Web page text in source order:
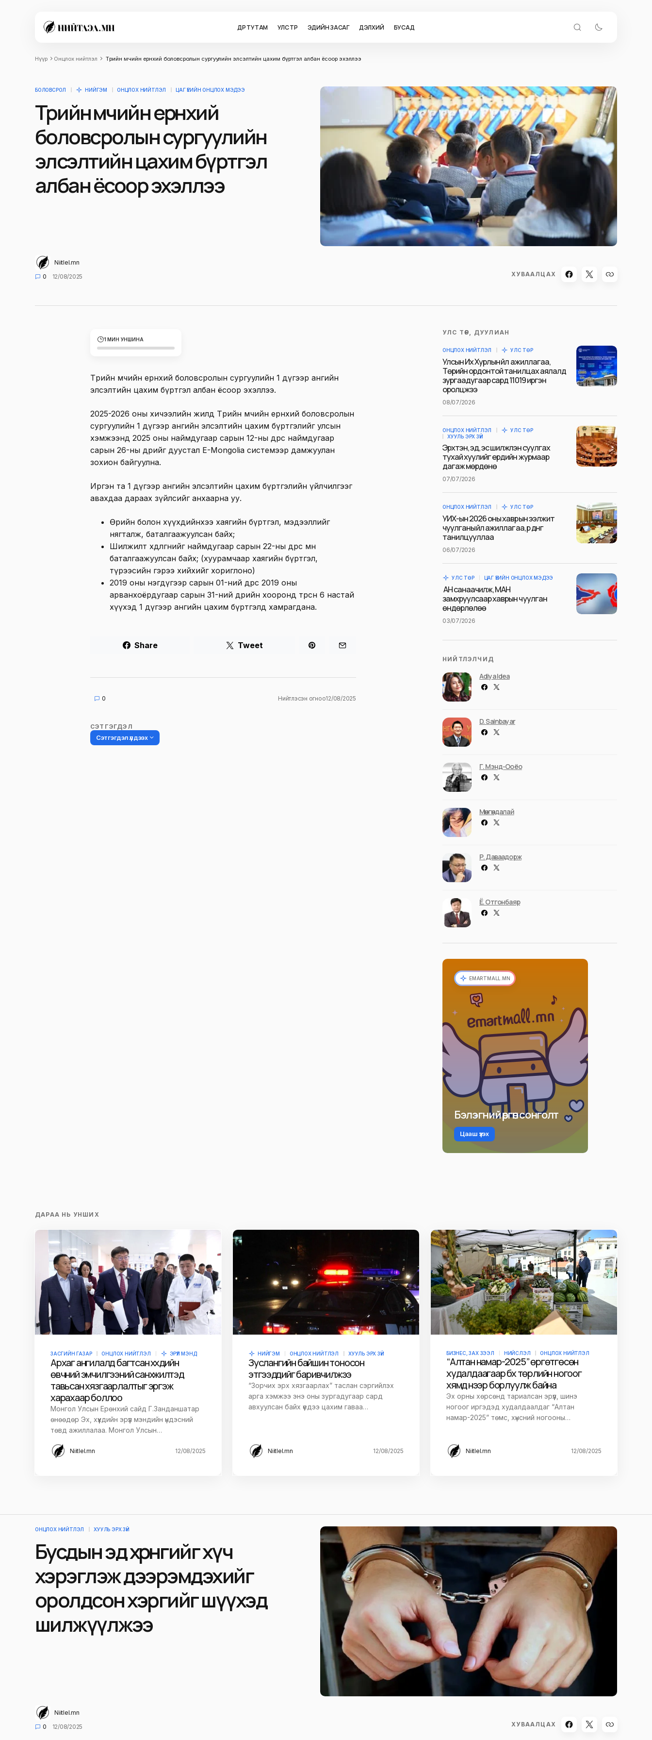
ӨДӨР ТУТАМ УЛС ТӨР ЭДИЙН ЗАСАГ ДЭЛХИЙ БУСАД
Нүүр Онцлох нийтлэл Төрийн өмчийн ерөнхий боловсролын сургуулийн элсэлтийн цахим бүртгэл албан ёсоор эхэллээ
БОЛОВСРОЛ НИЙГЭМ ОНЦЛОХ НИЙТЛЭЛ ЦАГ ҮЕИЙН ОНЦЛОХ МЭДЭЭ
Төрийн өмчийн ерөнхий
боловсролын сургуулийн
элсэлтийн цахим бүртгэл
албан ёсоор эхэллээ
Niitlel.mn
0
12/08/2025 ХУВААЛЦАХ
1 МИН УНШИНА
Төрийн өмчийн ерөнхий боловсролын сургуулийн 1 дүгээр ангийн
элсэлтийн цахим бүртгэл албан ёсоор эхэллээ.
2025-2026 оны хичээлийн жилд Төрийн өмчийн ерөнхий боловсролын
сургуулийн 1 дүгээр ангийн элсэлтийн цахим бүртгэлийг улсын
хэмжээнд 2025 оны наймдугаар сарын 12-ны өдрөөс наймдугаар
сарын 26-ны өдрийг дуустал E-Mongolia системээр дамжуулан
зохион байгуулна.
Иргэн та 1 дүгээр ангийн элсэлтийн цахим бүртгэлийн үйлчилгээг
авахдаа дараах зүйлсийг анхаарна уу.
Өөрийн болон хүүхдийнхээ хаягийн бүртгэл, мэдээллийг
нягталж, баталгаажуулсан байх;
Шилжилт хөдөлгөөнийг наймдугаар сарын 22-ны өдрөөс өмнө
баталгаажуулсан байх; (хуурамчаар хаягийн бүртгэл,
түрээсийн гэрээ хийхийг хориглоно)
2019 оны нэгдүгээр сарын 01-ний өдрөөс 2019 оны
арванхоёрдугаар сарын 31-ний өдрийн хооронд төрсөн 6 настай
хүүхэд 1 дүгээр ангийн цахим бүртгэлд хамрагдана.
Share Tweet
0 Нийтлэсэн огноо12/08/2025
СЭТГЭГДЭЛ
Сэтгэгдэл үлдээх
УЛС ТӨР, ДУУЛИАН
ОНЦЛОХ НИЙТЛЭЛ УЛС ТӨР
Улсын Их Хурлын үйл ажиллагаа,
Төрийн ордонтой танилцах аялалд
зургаадугаар сард 11019 иргэн
оролцжээ
08/07/2026
ОНЦЛОХ НИЙТЛЭЛ
УЛС ТӨР
ХУУЛЬ ЭРХ ЗҮЙ
Эрхтэн, эд, эс шилжүүлэн суулгах
тухай хуулийг ердийн журмаар
дагаж мөрдөнө
07/07/2026
ОНЦЛОХ НИЙТЛЭЛ УЛС ТӨР
УИХ-ын 2026 оны хаврын ээлжит
чуулганы үйл ажиллагаа, үр дүнг
танилцууллаа
06/07/2026
УЛС ТӨР ЦАГ ҮЕИЙН ОНЦЛОХ МЭДЭЭ
АН санаачилж, МАН
замхруулсаар хаврын чуулган
өндөрлөлөө
03/07/2026
НИЙТЛЭЛЧИД
Adiya Idea
D. Sainbayar
Г. Мэнд-Ооёо
Мөнгөндалай
Р. Даваадорж
Ё. Отгонбаяр
EMARTMALL.MN
Бэлэгний өргөн сонголт
Цааш үзэх
ДАРАА НЬ УНШИХ
ЗАСГИЙН ГАЗАР ОНЦЛОХ НИЙТЛЭЛ ЭРҮҮЛ МЭНД
Архаг ангилалд багтсан хүүхдийн
өвчний эмчилгээний санхүүжилтэд
тавьсан хязгаарлалтыг эргэж
харахаар боллоо
Монгол Улсын Ерөнхий сайд Г.Занданшатар
өнөөдөр Эх, хүүхдийн эрүүл мэндийн үндэсний
төвд ажиллалаа. Монгол Улсын…
Niitlel.mn 12/08/2025
НИЙГЭМ ОНЦЛОХ НИЙТЛЭЛ ХУУЛЬ ЭРХ ЗҮЙ
Зуслангийн байшин тоносон
этгээдүүдийг баривчилжээ
“Зорчих эрх хязгаарлах” таслан сэргийлэх
арга хэмжээ энэ оны зургадугаар сард
авхуулсан байх үедээ цахим гаваа…
Niitlel.mn 12/08/2025
БИЗНЕС, ЗАХ ЗЭЭЛ НИЙСЛЭЛ ОНЦЛОХ НИЙТЛЭЛ
“Алтан намар-2025” өргөтгөсөн
худалдаагаар бүх төрлийн ногоог
хямд үнээр борлуулж байна
Эх орны хөрсөнд тариалсан эрүүл, шинэ
ногоог иргэдэд худалдаалдаг “Алтан
намар-2025” төмс, хүнсний ногооны…
Niitlel.mn 12/08/2025
ОНЦЛОХ НИЙТЛЭЛ ХУУЛЬ ЭРХ ЗҮЙ
Бусдын эд хөрөнгийг хүч
хэрэглэж дээрэмдэхийг
оролдсон хэргийг шүүхэд
шилжүүлжээ
Niitlel.mn
0
12/08/2025 ХУВААЛЦАХ